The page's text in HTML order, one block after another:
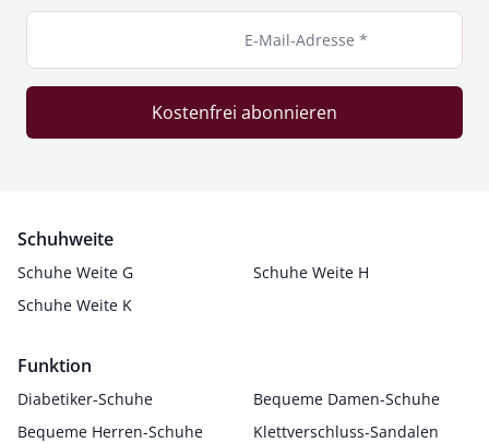
E-Mail-Adresse *
Kostenfrei abonnieren
Schuhweite
Schuhe Weite G
Schuhe Weite H
Schuhe Weite K
Funktion
Diabetiker-Schuhe
Bequeme Damen-Schuhe
Bequeme Herren-Schuhe
Klettverschluss-Sandalen